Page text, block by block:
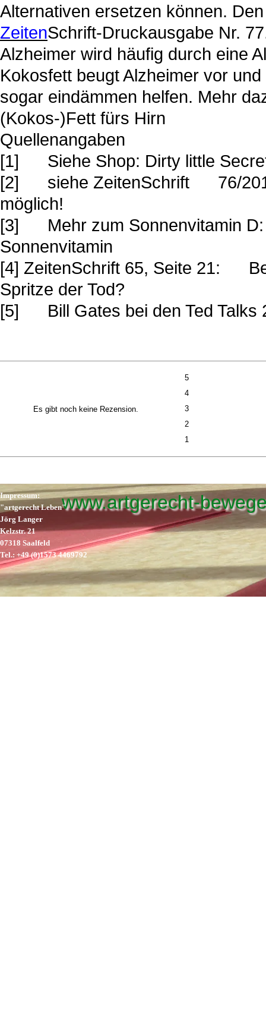
Alternativen ersetzen können.
ZeitenSchrift-Druckausgabe Nr.
Alzheimer wird häufig durch eine
Kokosfett beugt Alzheimer vor
sogar eindämmen helfen. Mehr
(Kokos-)Fett fürs Hirn
Quellenangaben
[1] Siehe Shop: Dirty little
[2] siehe ZeitenSchrift 76/
möglich!
[3] Mehr zum Sonnenvitamin D:
Sonnenvitamin
[4] ZeitenSchrift 65, Seite 21:
Spritze der Tod?
[5] Bill Gates bei den Ted Talks
Es gibt noch keine Rezension.
5
4
3
2
1
Impressum:
"artgerecht Leben"
Jörg Langer
Kelzstr. 21
07318 Saalfeld
Tel.: +49 (0)1573 4469792
www.artgerecht-